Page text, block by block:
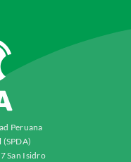
Peruana
San Isidro